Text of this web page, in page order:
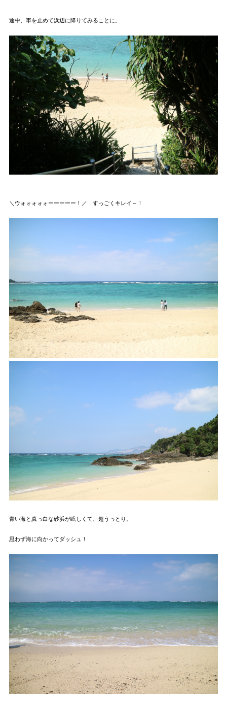
途中、車を止めて浜辺に降りてみることに。
＼ウォォォォォーーーーー！／ すっごくキレイ～！
青い海と真っ白な砂浜が眩しくて、超うっとり。
思わず海に向かってダッシュ！